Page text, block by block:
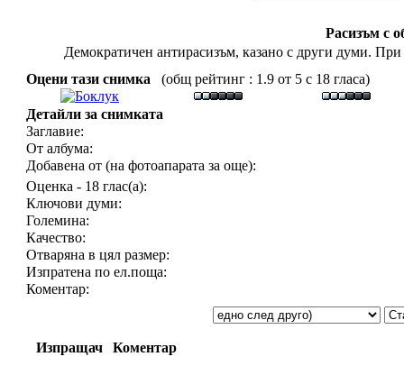
Расизъм с
Демократичен антирасизъм, казано с други думи.
Оцени тази снимка
(общ рейтинг : 1.9 от 5 с 18 гласа)
Детайли за снимката
Заглавие:
От албума:
Добавена от (на фотоапарата за още):
Оценка - 18 глас(а):
Ключови думи:
Големина:
Качество:
Отваряна в цял размер:
Изпратена по ел.поща:
Коментар:
Изпращач Коментар